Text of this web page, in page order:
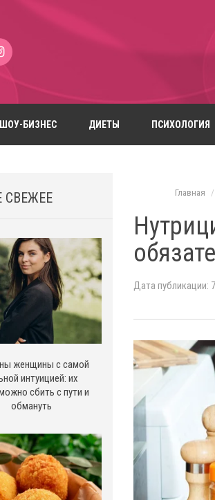
ШОУ-БИЗНЕС ДИЕТЫ ПСИХОЛОГИЯ
СВЕЖЕЕ
женщины с самой
интуицией: их
сбить с пути и
обмануть
Главная
Дата публикации: